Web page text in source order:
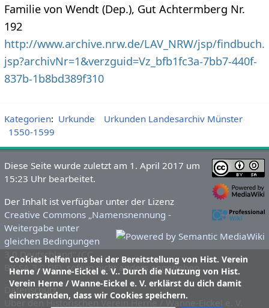
Familie von Wendt (Dep.), Gut Achtermberg Nr.
192
http://www.archive.nrw.de/LAV_NRW/jsp/findbuch.
jsp?archivNr=1&verzguid=Vz_bfb1fc3a-7bb7-440f-
837b-1b8bd389f310
Kategorien: Urkunde
Urkunden Landesarchiv Münster
1550-1599
Cookies helfen uns bei der Bereitstellung von Hist. Verein
Herne / Wanne-Eickel e. V.. Durch die Nutzung von Hist.
Verein Herne / Wanne-Eickel e. V. erklärst du dich damit
einverstanden, dass wir Cookies speichern.
Diese Seite wurde zuletzt am 1. April 2017 um
15:23 Uhr bearbeitet.
Der Inhalt ist verfügbar unter der Lizenz
Creative Commons „Namensnennung -
Weitergabe unter
gleichen Bedingungen
3.0 Deutschland“ (CC
BY-SA 3.0 DE), sofern nicht anders angegeben.
Datenschutz
Über den Historischen Verein Herne / Wanne-Eickel e. V.